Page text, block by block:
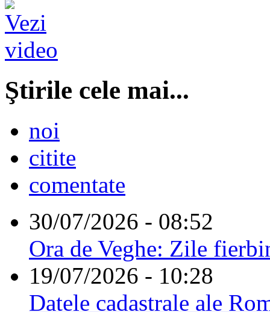
Ştirile cele mai...
noi
citite
comentate
30/07/2026 - 08:52
Ora de Veghe: Zile
19/07/2026 - 10:28
Datele cadastrale ale